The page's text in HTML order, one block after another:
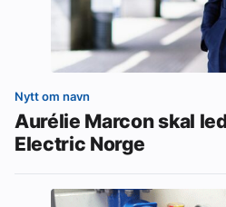
Nytt om navn
Aurélie Marcon skal
Electric Norge